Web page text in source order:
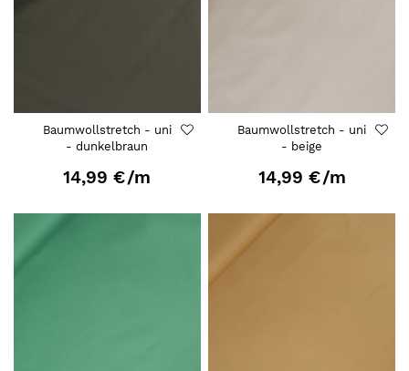
Baumwollstretch - uni
- dunkelbraun
14,99 €/m
Baumwollstretch - uni
- beige
14,99 €/m